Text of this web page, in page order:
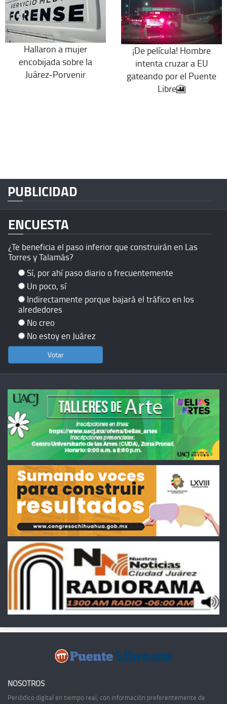
Hallaron a mujer
encobijada sobre la
Juárez-Porvenir
¡De película! Hombre
intenta cruzar a EU
gateando por el Puente
Libre🎦
PUBLICIDAD
ENCUESTA
¿Te beneficia el paso inferior que construirán en Las
Torres y Talamás?
Sí, por ahí paso diario o frecuentemente
Un poco, sí
Indirectamente porque bajará el tráfico en los
alrededores
No creo
No estoy en Juárez
NOSOTROS
Periódico digital en tiempo real, con información preferentemente de